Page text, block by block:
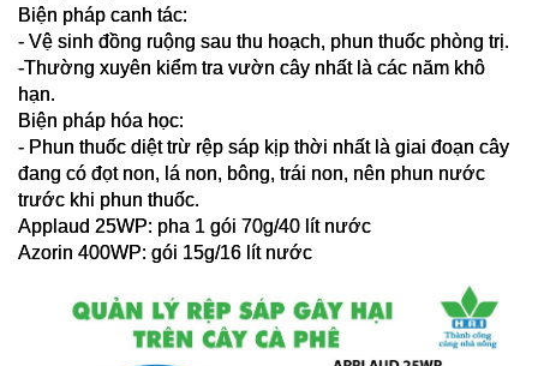
Biện pháp canh tác:
- Vệ sinh đồng ruộng sau thu hoạch, phun thuốc phòng trị.
-Thường xuyên kiểm tra vườn cây nhất là các năm khô
hạn.
Biện pháp hóa học:
- Phun thuốc diệt trừ rệp sáp kịp thời nhất là giai đoạn cây
đang có đọt non, lá non, bông, trái non, nên phun nước
trước khi phun thuốc.
Applaud 25WP: pha 1 gói 70g/40 lít nước